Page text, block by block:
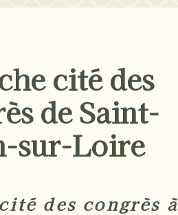
cité des
de Saint-
sur-Loire
des congrès à